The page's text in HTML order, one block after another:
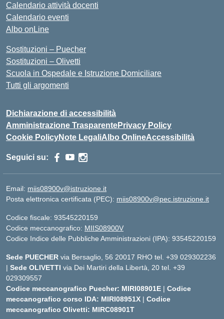
Calendario attività docenti
Calendario eventi
Albo onLine
Sostituzioni – Puecher
Sostituzioni – Olivetti
Scuola in Ospedale e Istruzione Domiciliare
Tutti gli argomenti
Dichiarazione di accessibilità
Amministrazione TrasparentePrivacy Policy
Cookie PolicyNote LegaliAlbo OnlineAccessibilità
Seguici su:
Email: miis08900v@istruzione.it
Posta elettronica certificata (PEC): miis08900v@pec.istruzione.it
Codice fiscale: 93545220159
Codice meccanografico: MIIS08900V
Codice Indice delle Pubbliche Amministrazioni (IPA): 93545220159
Sede PUECHER via Bersaglio, 56 20017 RHO tel. +39 029302236
| Sede OLIVETTI via Dei Martiri della Libertà, 20 tel. +39
029309557
Codice meccanografico Puecher: MIRI08901E | Codice
meccanografico corso IDA: MIRI08951X | Codice
meccanografico Olivetti: MIRC08901T